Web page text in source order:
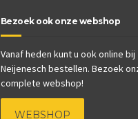
Bezoek ook onze webshop
Vanaf heden kunt u ook online bij
Neijenesch bestellen. Bezoek
complete webshop!
WEBSHOP